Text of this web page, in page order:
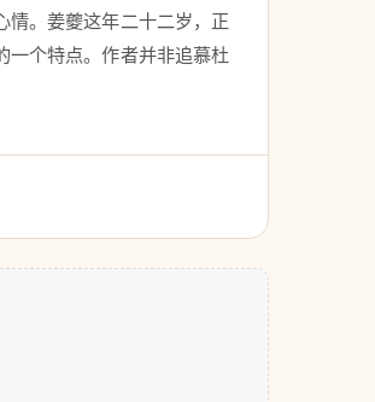
情。姜夔这年二十二岁，正
一个特点。作者并非追慕杜